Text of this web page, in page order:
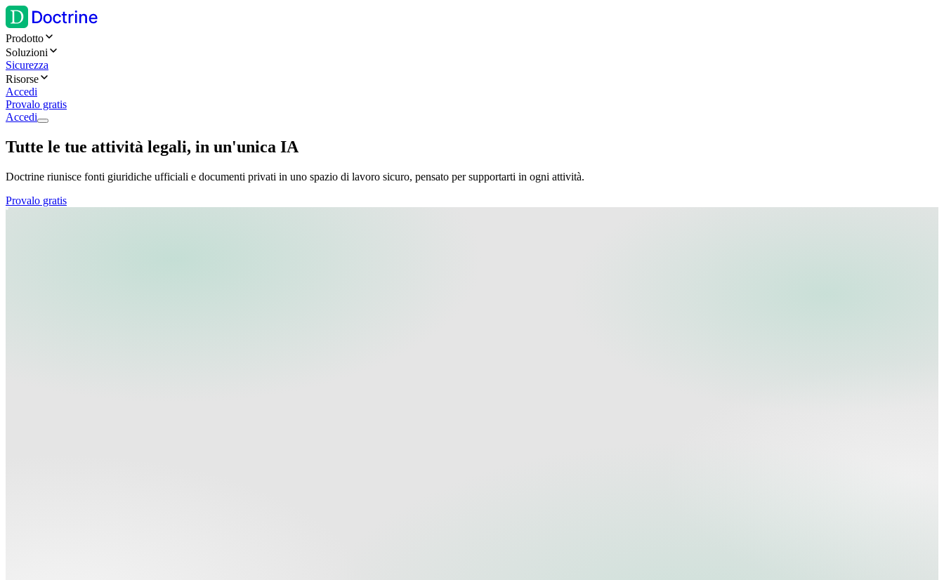
Prodotto
Soluzioni
Sicurezza
Risorse
Accedi
Provalo gratis
Accedi
Tutte le tue attività legali, in un'unica IA
Doctrine riunisce fonti giuridiche ufficiali e documenti privati in uno spazio di lavoro sicuro, pensato per supportarti in ogni attività.
Provalo gratis